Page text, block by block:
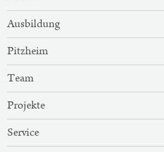
NAVIGATION
Ausbildung
Pitzheim
Team
Projekte
Service